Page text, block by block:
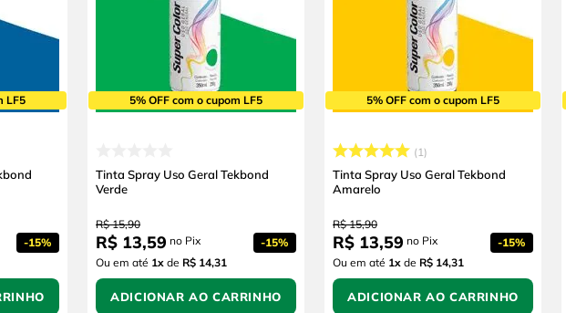
LF5
-15%
5% OFF com o cupom LF5
Tinta Spray Uso Geral Tekbond
Verde
R$ 15,90
R$ 13,59 no Pix -15%
Ou em até 1x de R$ 14,31
ADICIONAR AO CARRINHO
5% OFF com o cupom LF5
1
Tinta Spray Uso Geral Tekbond
Amarelo
R$ 15,90
R$ 13,59 no Pix -15%
Ou em até 1x de R$ 14,31
ADICIONAR AO CARRINHO